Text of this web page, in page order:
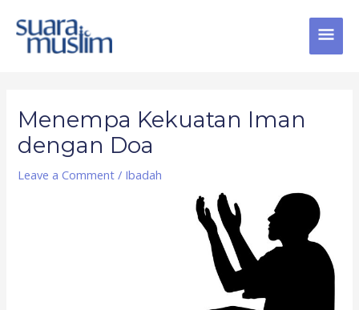
content
Menempa Kekuatan Iman
dengan Doa
Leave a Comment / Ibadah